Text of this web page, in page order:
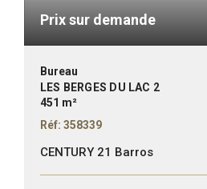
Prix sur demande
Bureau
LES BERGES DU LAC 2
451 m²
Réf: 358339
CENTURY 21 Barros